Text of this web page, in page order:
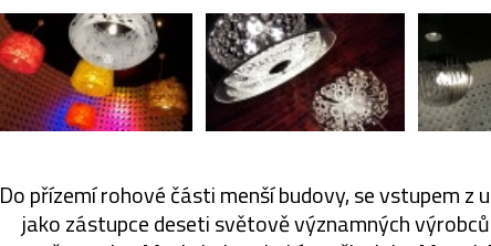
Do přízemí rohové části menší budovy, se vstupem z
jako zástupce deseti světově významných